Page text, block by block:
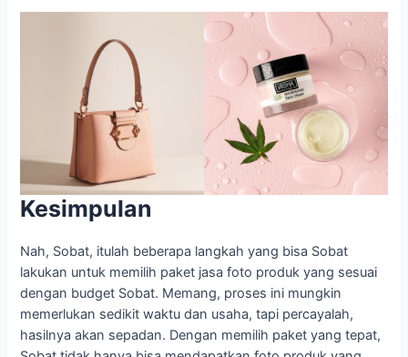
Kesimpulan
Nah, Sobat, itulah beberapa langkah yang bisa Sobat
lakukan untuk memilih paket jasa foto produk yang sesuai
dengan budget Sobat. Memang, proses ini mungkin
memerlukan sedikit waktu dan usaha, tapi percayalah,
hasilnya akan sepadan. Dengan memilih paket yang tepat,